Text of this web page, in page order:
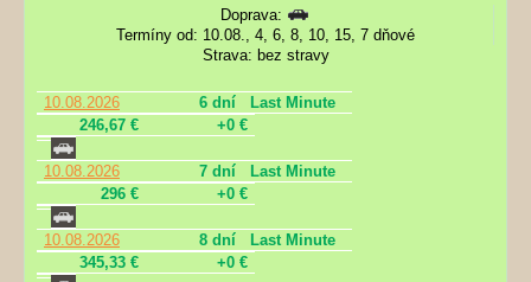
Doprava:
Termíny od: 10.08., 4, 6, 8, 10, 15, 7 dňové
Strava: bez stravy
10.08.2026 6 dní
Last Minute
246,67 €
+0 €
10.08.2026 7 dní
Last Minute
296 €
+0 €
10.08.2026 8 dní
Last Minute
345,33 €
+0 €